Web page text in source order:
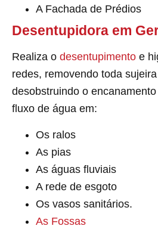
A Fachada de Prédios
Desentupidora em
Realiza o desentupimento e
redes, removendo toda
desobstruindo o
fluxo de água em:
Os ralos
As pias
As águas fluviais
A rede de esgoto
Os vasos sanitários.
As Fossas